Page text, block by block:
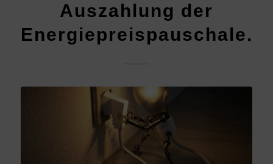
Auszahlung der
Energiepreispauschale.